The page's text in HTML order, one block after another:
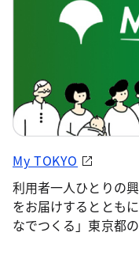
My TOKYO
利用者一人ひとりの
をお届けするととも
なでつくる」東京都